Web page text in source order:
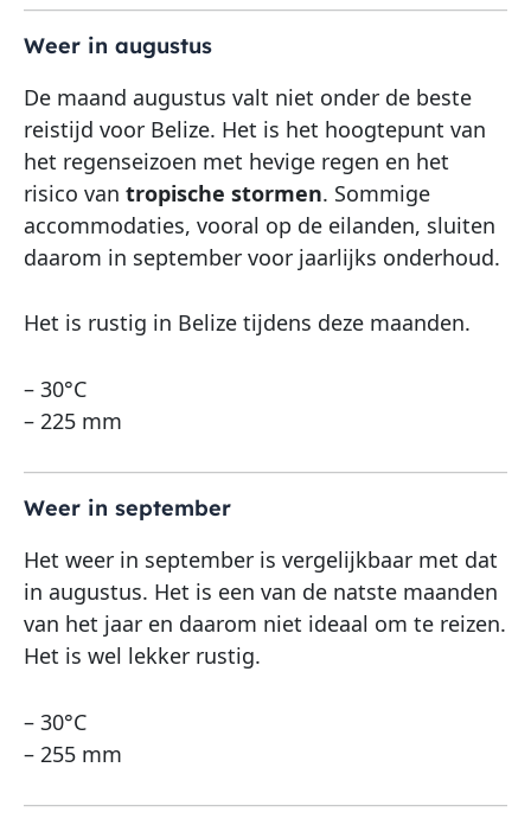
Weer in augustus
De maand augustus valt niet onder de beste
reistijd voor Belize. Het is het hoogtepunt van
het regenseizoen met hevige regen en het
risico van tropische stormen. Sommige
accommodaties, vooral op de eilanden, sluiten
daarom in september voor jaarlijks onderhoud.
Het is rustig in Belize tijdens deze maanden.
– 30°C
– 225 mm
Weer in september
Het weer in september is vergelijkbaar met dat
in augustus. Het is een van de natste maanden
van het jaar en daarom niet ideaal om te reizen.
Het is wel lekker rustig.
– 30°C
– 255 mm